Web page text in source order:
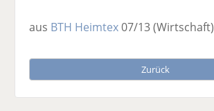
aus BTH Heimtex07/13(Wirtschaft)
Zurück